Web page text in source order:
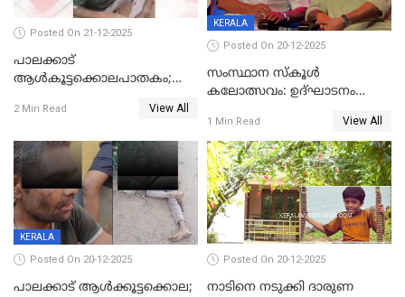
Posted On 21-12-2025
പാലക്കാട്‌
ആൾകൂട്ടക്കൊലപാതകം;
ഊർജ്ജിതമാക്കിമാക്കി
2 Min Read View All
KERALA
Posted On 20-12-2025
സംസ്ഥാന സ്കൂൾ
കലോത്സവം: ഉദ്ഘാടനം
മുഖ്യാതിഥിയായി
മോഹൻലാൽ
1 Min Read View All
KERALA
Posted On 20-12-2025
പാലക്കാട് ആൾക്കൂട്ടക്കൊല;
Posted On 20-12-2025
നാടിനെ നടുക്കി ദാരുണ